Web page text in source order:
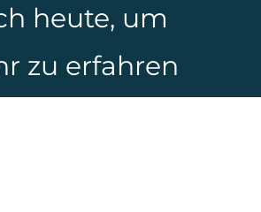
heute, um
zu erfahren